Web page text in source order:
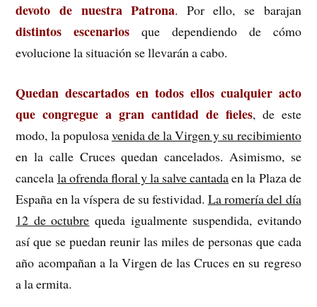
devoto de nuestra Patrona. Por ello, se barajan
distintos escenarios que dependiendo de cómo
evolucione la situación se llevarán a cabo.
Quedan descartados en todos ellos cualquier acto
que congregue a gran cantidad de fieles, de este
modo, la populosavenida de la Virgen y su recibimiento
en la calle Cruces quedan cancelados. Asimismo, se
cancela la ofrenda floral y la salve cantadaen la Plaza de
España en la víspera de su festividad. La romería del día
12 de octubre queda igualmente suspendida, evitando
así que se puedan reunir las miles de personas que cada
año acompañan a la Virgen de las Cruces en su regreso
a la ermita.